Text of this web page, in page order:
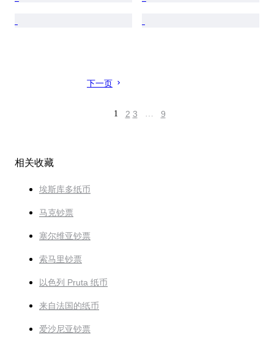
下一页
1 2 3 … 9
相关收藏
埃斯库多纸币
马克钞票
塞尔维亚钞票
索马里钞票
以色列 Pruta 纸币
来自法国的纸币
爱沙尼亚钞票